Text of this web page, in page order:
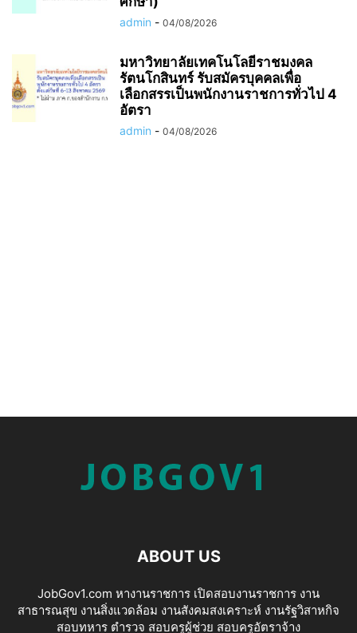
admin - 04/08/2026
มหาวิทยาลัยเทคโนโลยีราชมงคล
รัตนโกสินทร์ รับสมัครบุคคลเพื่อ
เลือกสรรเป็นพนักงานราชการทั่วไป 4
อัตรา
admin - 04/08/2026
ABOUT US
JobGov1.com หางานราชการ เปิดสอบงานราชการ งาน
สาธารณสุข งานสิ่งแวดล้อม งานสังคมสงเคราะห์ งานรัฐวิสาหกิจ
สอบทหาร ตำรวจ สอบครูผู้ช่วย สอบครูอัตราจ้าง